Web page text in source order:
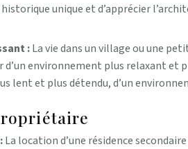
unique et d’apprécier
:La vie dans un village ou une
environnement plus relaxant
lent et plus détendu, d’un
La location d’une résidence